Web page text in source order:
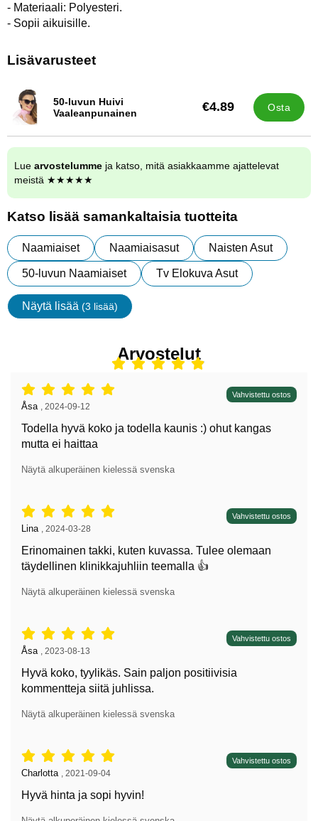
- Materiaali: Polyesteri.
- Sopii aikuisille.
Lisävarusteet
50-luvun Huivi
Vaaleanpunainen
Tuote.nro 6867 €4.89 Osta
Lue arvostelumme ja katso, mitä asiakkaamme ajattelevat
meistä ★★★★★
Katso lisää samankaltaisia tuotteita
Naamiaiset Naamiaisasut Naisten Asut
50-luvun Naamiaiset Tv Elokuva Asut
Näytä lisää (3 lisää)
ominaisuudet
Arvostelut
Arvostelu: 5 tähdet / 5, Vahvistettu ostos
Arvostelun kirjoittaja:
Åsa 2024-09-12
Todella hyvä koko ja todella kaunis :) ohut kangas
mutta ei haittaa
Näytä alkuperäinen kielessä svenska
Arvostelu: 5 tähdet / 5, Vahvistettu ostos
Arvostelun kirjoittaja:
Lina 2024-03-28
Erinomainen takki, kuten kuvassa. Tulee olemaan
täydellinen klinikkajuhliin teemalla 👍
Näytä alkuperäinen kielessä svenska
Arvostelu: 5 tähdet / 5, Vahvistettu ostos
Arvostelun kirjoittaja:
Åsa 2023-08-13
Hyvä koko, tyylikäs. Sain paljon positiivisia
kommentteja siitä juhlissa.
Näytä alkuperäinen kielessä svenska
Arvostelu: 5 tähdet / 5, Vahvistettu ostos
Arvostelun kirjoittaja:
Charlotta 2021-09-04
Hyvä hinta ja sopi hyvin!